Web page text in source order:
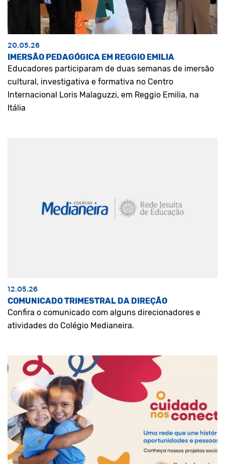
20.05.26
IMERSÃO PEDAGÓGICA EM REGGIO EMILIA
Educadores participaram de duas semanas de imersão
cultural, investigativa e formativa no Centro
Internacional Loris Malaguzzi, em Reggio Emilia, na
Itália
12.05.26
COMUNICADO TRIMESTRAL DA DIREÇÃO
Confira o comunicado com alguns direcionadores e
atividades do Colégio Medianeira.